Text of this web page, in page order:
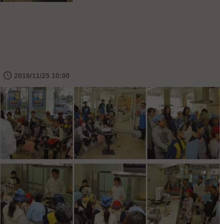
🕔 2018/11/25 10:00